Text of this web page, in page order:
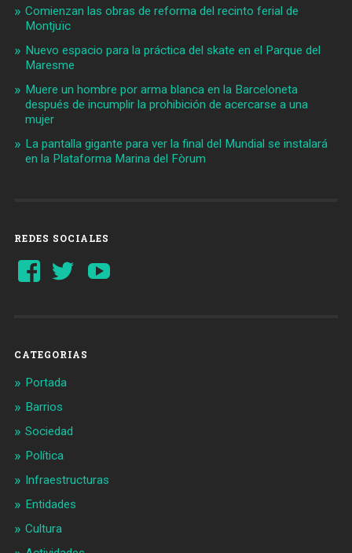
Comienzan las obras de reforma del recinto ferial de
Montjuïc
Nuevo espacio para la práctica del skate en el Parque del
Maresme
Muere un hombre por arma blanca en la Barceloneta
después de incumplir la prohibición de acercarse a una
mujer
La pantalla gigante para ver la final del Mundial se instalará
en la Plataforma Marina del Fòrum
REDES SOCIALES
Ver
perfil
Ver
perfil
CATEGORIAS
Portada
Barrios
Sociedad
Política
Infraestructuras
Entidades
Cultura